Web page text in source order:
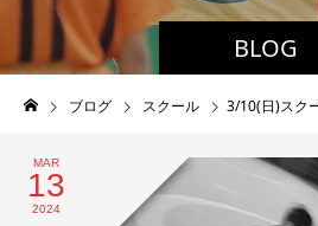
BLOG
ブログ スクール 3/10(日)スク
MAR
13
2024